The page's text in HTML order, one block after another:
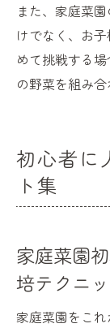
また、家庭菜
けでなく、お
めて挑戦する
の野菜を組み
初心者に
ト集
家庭菜園
培テクニ
家庭菜園をこ